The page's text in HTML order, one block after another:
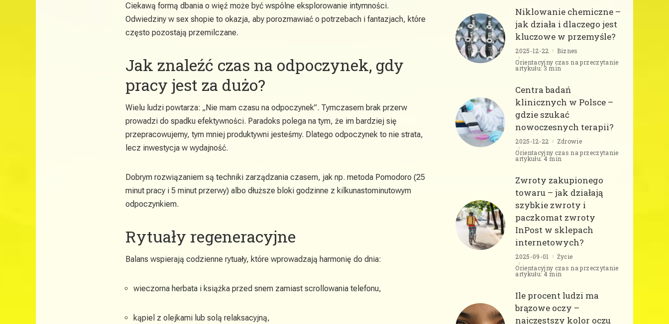
Ciekawą formą dbania o więź może być wspólne eksplorowanie intymności.
Odwiedziny w sex shopie to okazja, aby porozmawiać o potrzebach i fantazjach, które
często pozostają przemilczane.
Jak znaleźć czas na odpoczynek, gdy
pracy jest za dużo?
Wielu ludzi powtarza: „Nie mam czasu na odpoczynek”. Tymczasem brak przerw
prowadzi do spadku efektywności. Paradoks polega na tym, że im bardziej się
przepracowujemy, tym mniej produktywni jesteśmy. Dlatego odpoczynek to nie strata,
lecz inwestycja w wydajność.
Dobrym rozwiązaniem są techniki zarządzania czasem, jak np. metoda Pomodoro (25
minut pracy i 5 minut przerwy) albo dłuższe bloki godzinne z kilkunastominutowym
odpoczynkiem.
Rytuały regeneracyjne
Balans wspierają codzienne rytuały, które wprowadzają harmonię do dnia:
wieczorna herbata i książka przed snem zamiast scrollowania telefonu,
kąpiel z olejkami lub solą relaksacyjną,
Niklowanie chemiczne –
jak działa i dlaczego jest
kluczowe w przemyśle?
2025-12-22
Biznes
Orientacyjny czas na przeczytanie
artykułu: 3 min
Centra badań
klinicznych w Polsce –
gdzie szukać
nowoczesnych terapii?
2025-12-22
Zdrowie
Orientacyjny czas na przeczytanie
artykułu: 4 min
Zwroty zakupionego
towaru – jak działają
szybkie zwroty i
paczkomat zwroty
InPost w sklepach
internetowych?
2025-09-01
Życie
Orientacyjny czas na przeczytanie
artykułu: 4 min
Ile procent ludzi ma
brązowe oczy –
najczęstszy kolor oczu